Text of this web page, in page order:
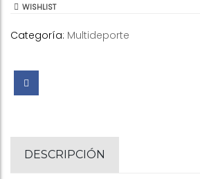
WISHLIST
Categoría: Multideporte
DESCRIPCIÓN